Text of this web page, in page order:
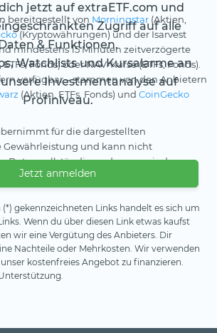
jetzt auf extraETF.com und
Zugriff auf alle
& Funktionen.
Watchlists und Kursalarme an
Investmentanalyse auf
Profiniveau.
Jetzt anmelden
bereitgestellt von Morningstar (Aktien,
(Kryptowährungen) und der Isarvest
mindestens 15 Minuten zeitverzögerte
Fonds) oder NAV-Kurse (ETFs, Fonds).
verfügbar – stammen von den Anbietern
(Aktien, ETFs, Fonds) und CoinGecko
für die dargestellten
und kann nicht
Daten vollständig und genau sind.
gekennzeichneten Links handelt es sich um
Wenn du über diesen Link etwas kaufst
wir eine Vergütung des Anbieters. Dir
Nachteile oder Mehrkosten. Wir verwenden
kostenfreies Angebot zu finanzieren.